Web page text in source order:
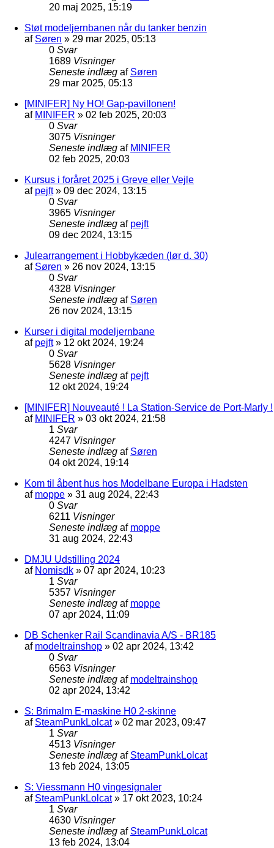
20 maj 2025, 15:19
Støt modeljernbanen når du tanker benzin
af Søren » 29 mar 2025, 05:13
0 Svar
1689 Visninger
Seneste indlæg af Søren
29 mar 2025, 05:13
[MINIFER] Ny HO! Gap-pavillonen!
af MINIFER » 02 feb 2025, 20:03
0 Svar
3075 Visninger
Seneste indlæg af MINIFER
02 feb 2025, 20:03
Kursus i foråret 2025 i Greve eller Vejle
af pejft» 09 dec 2024, 13:15
0 Svar
3965 Visninger
Seneste indlæg af pejft
09 dec 2024, 13:15
Julearrangement i Hobbykæden (lør d. 30)
af Søren » 26 nov 2024, 13:15
0 Svar
4328 Visninger
Seneste indlæg af Søren
26 nov 2024, 13:15
Kurser i digital modeljernbane
af pejft» 12 okt 2024, 19:24
0 Svar
5628 Visninger
Seneste indlæg af pejft
12 okt 2024, 19:24
[MINIFER] Nouveauté ! La Station-Service de Port-Marly !
af MINIFER » 03 okt 2024, 21:58
1 Svar
4247 Visninger
Seneste indlæg af Søren
04 okt 2024, 19:14
Kom til åbent hus hos Modelbane Europa i Hadsten
af moppe » 31 aug 2024, 22:43
0 Svar
6211 Visninger
Seneste indlæg af moppe
31 aug 2024, 22:43
DMJU Udstilling 2024
af Nomisdk » 07 apr 2024, 10:23
1 Svar
5357 Visninger
Seneste indlæg af moppe
07 apr 2024, 11:09
DB Schenker Rail Scandinavia A/S - BR185
af modeltrainshop » 02 apr 2024, 13:42
0 Svar
6563 Visninger
Seneste indlæg af modeltrainshop
02 apr 2024, 13:42
S: Brimalm E-maskine H0 2-skinne
af SteamPunkLolcat» 02 mar 2023, 09:47
1 Svar
4513 Visninger
Seneste indlæg af SteamPunkLolcat
13 feb 2024, 13:05
S: Viessmann H0 vingesignaler
af SteamPunkLolcat» 17 okt 2023, 10:24
1 Svar
4630 Visninger
Seneste indlæg af SteamPunkLolcat
13 feb 2024, 13:04